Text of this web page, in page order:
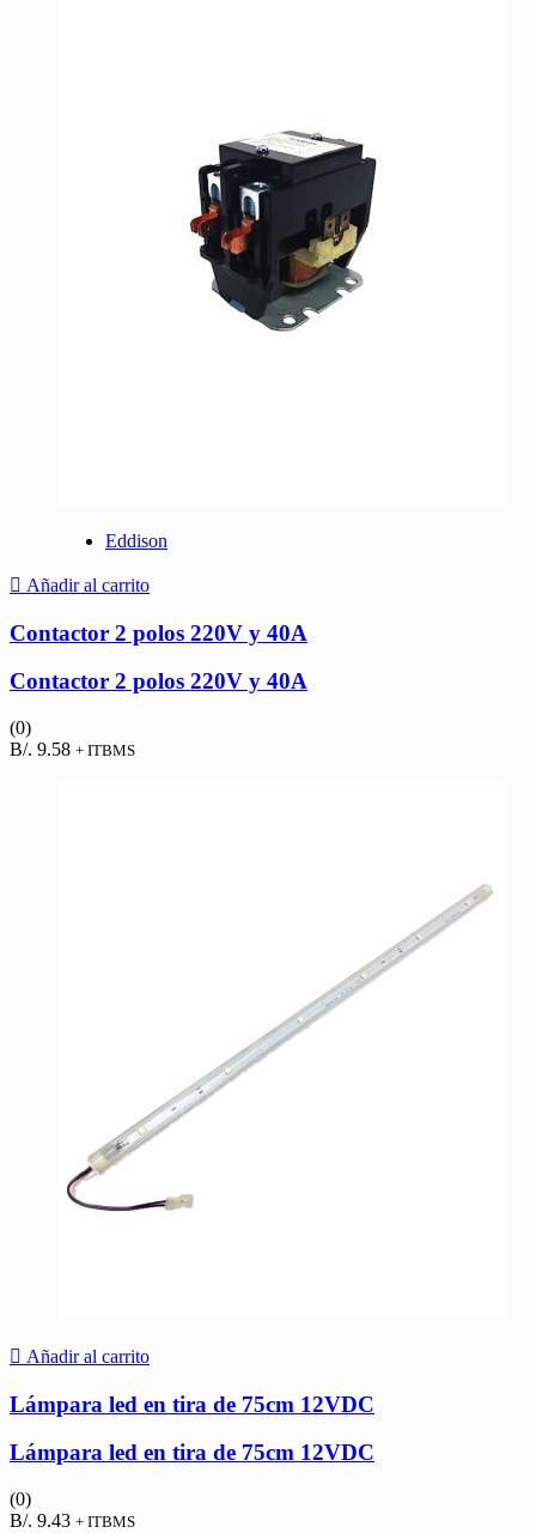
Eddison
Añadir al carrito
Contactor 2 polos 220V y 40A
Contactor 2 polos 220V y 40A
(0)
B/. 9.58 + ITBMS
Añadir al carrito
Lámpara led en tira de 75cm 12VDC
Lámpara led en tira de 75cm 12VDC
(0)
B/. 9.43 + ITBMS